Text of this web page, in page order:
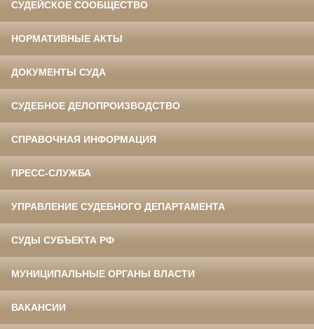
СУДЕЙСКОЕ СООБЩЕСТВО
НОРМАТИВНЫЕ АКТЫ
ДОКУМЕНТЫ СУДА
СУДЕБНОЕ ДЕЛОПРОИЗВОДСТВО
СПРАВОЧНАЯ ИНФОРМАЦИЯ
ПРЕСС-СЛУЖБА
УПРАВЛЕНИЕ СУДЕБНОГО ДЕПАРТАМЕНТА
СУДЫ СУБЪЕКТА РФ
МУНИЦИПАЛЬНЫЕ ОРГАНЫ ВЛАСТИ
ВАКАНСИИ